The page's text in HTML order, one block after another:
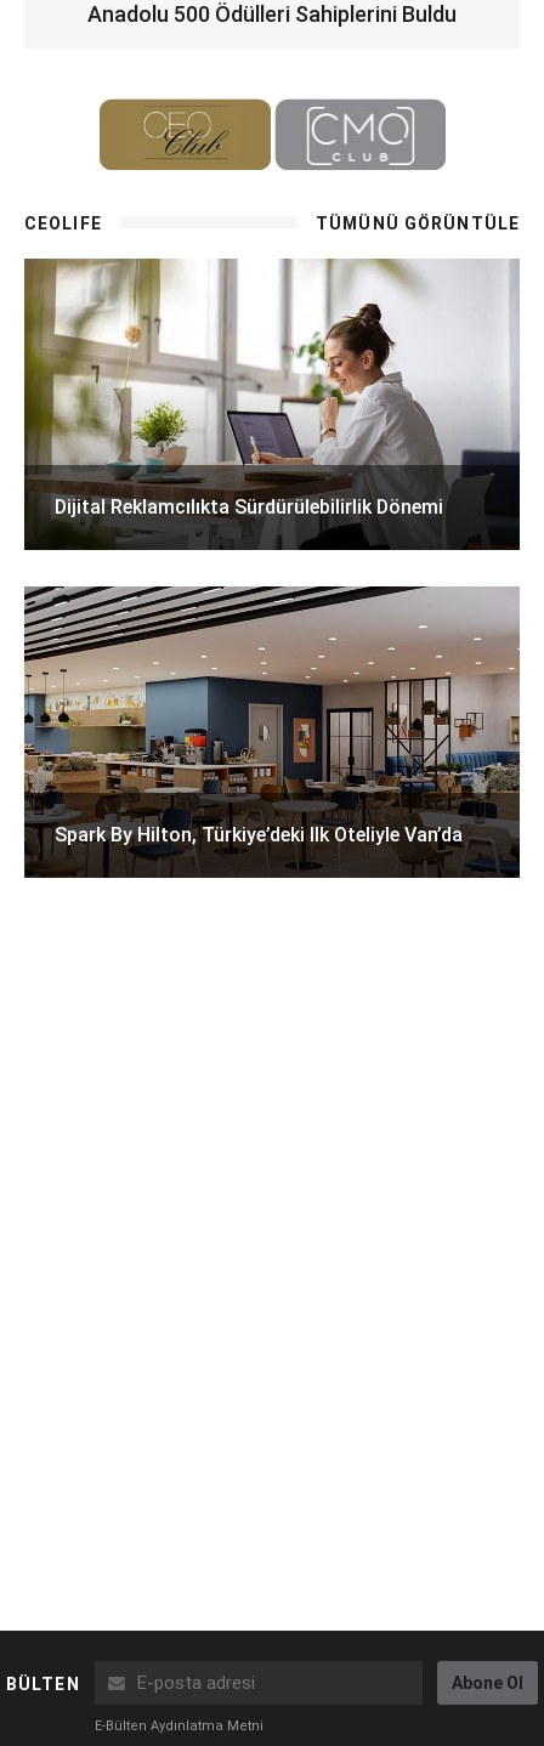
Anadolu 500 Ödülleri Sahiplerini Buldu
CEOLIFE TÜMÜNÜ GÖRÜNTÜLE
Dijital Reklamcılıkta Sürdürülebilirlik Dönemi
Spark By Hilton, Türkiye’deki Ilk Oteliyle Van’da
BÜLTEN Abone Ol
E-Bülten Aydınlatma Metni